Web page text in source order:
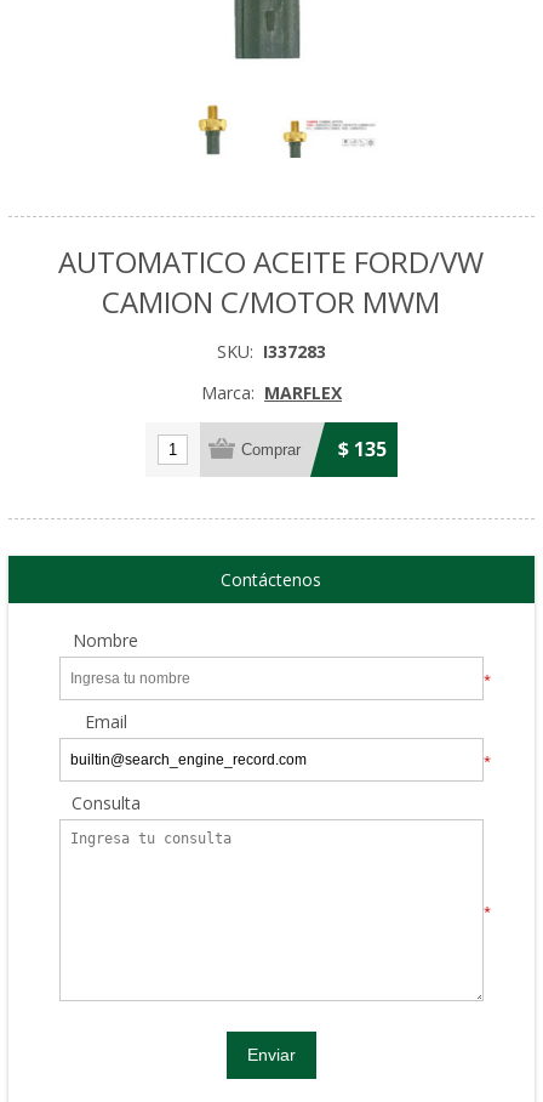
AUTOMATICO ACEITE FORD/VW
CAMION C/MOTOR MWM
SKU: I337283
Marca: MARFLEX
$ 135
Contáctenos
Nombre
*
Email
*
Consulta
*